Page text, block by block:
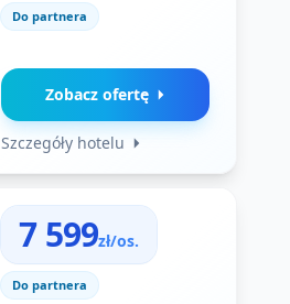
Do partnera
Zobacz ofertę
Szczegóły hotelu
7 599zł/os.
Do partnera